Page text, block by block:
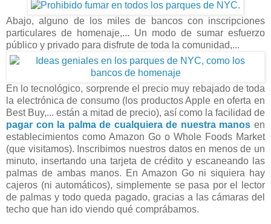
Abajo, alguno de los miles de bancos con inscripciones
particulares de homenaje,... Un modo de sumar esfuerzo
público y privado para disfrute de toda la comunidad,...
En lo tecnológico, sorprende el precio muy rebajado de toda
la electrónica de consumo (los productos Apple en oferta en
Best Buy,... están a mitad de precio), así como la facilidad de
pagar con la palma de cualquiera de nuestra manos en
establecimientos como Amazon Go o Whole Foods Market
(que visitamos). Inscribimos nuestros datos en menos de un
minuto, insertando una tarjeta de crédito y escaneando las
palmas de ambas manos. En Amazon Go ni siquiera hay
cajeros (ni automáticos), simplemente se pasa por el lector
de palmas y todo queda pagado, gracias a las cámaras del
techo que han ido viendo qué comprábamos.